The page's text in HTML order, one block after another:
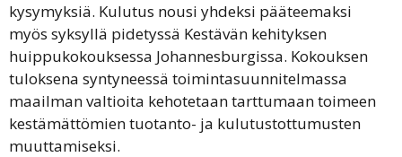
kysymyksiä. Kulutus nousi yhdeksi pääteemaksi
myös syksyllä pidetyssä Kestävän kehityksen
huippukokouksessa Johannesburgissa. Kokouksen
tuloksena syntyneessä toimintasuunnitelmassa
maailman valtioita kehotetaan tarttumaan toimeen
kestämättömien tuotanto- ja kulutustottumusten
muuttamiseksi.